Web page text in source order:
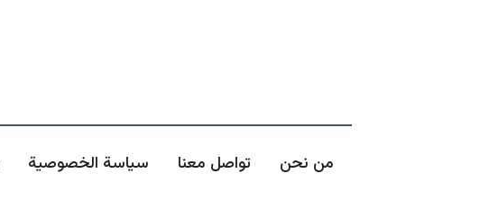
من نحن تواصل معنا سياسة الخصوصية